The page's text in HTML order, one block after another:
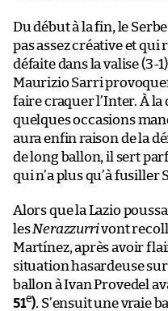
Du début à la fin, le
pas assez créative et qui
défaite dans la valise (3-
Maurizio Sarri
faire craquer l’Inter. À
quelques occasions
aura enfin raison de la
de long ballon, il sert
qui n’a plus qu’à
Alors que la Lazio
lesNerazzurrivont
Martínez, après avoir
situation hasardeuse
ballon à Ivan Provedel
51e). S’ensuit une vraie